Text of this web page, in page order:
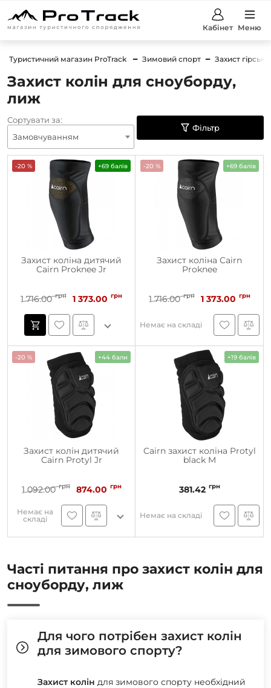
Кабінет Меню
Туристичний магазин ProTrack Зимовий спорт Захист
Захист колін для сноуборду,
лиж
Сортувати за:
Замовчуванням
Фільтр
-20 % +69 балів
Захист коліна дитячий
Cairn Proknee Jr
1 716.00 грн 1 373.00 грн
-20 % +69 балів
Захист коліна Cairn
Proknee
1 716.00 грн 1 373.00 грн
Немає на складі
-20 % +44 бали
Захист колін дитячий
Cairn Protyl Jr
1 092.00 грн 874.00 грн
Немає на
складі
+19 балів
Cairn захист коліна Protyl
black M
381.42 грн
Немає на складі
Часті питання про захист колін для
сноуборду, лиж
Для чого потрібен захист колін
для зимового спорту?
Захист колін для зимового спорту необхідний